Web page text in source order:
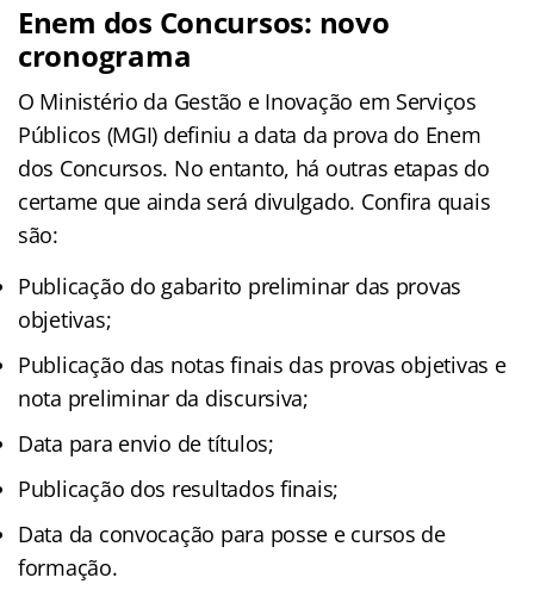
Enem dos Concursos: novo
cronograma
O Ministério da Gestão e Inovação em Serviços
Públicos (MGI) definiu a data da prova do Enem
dos Concursos. No entanto, há outras etapas do
certame que ainda será divulgado. Confira quais
são:
Publicação do gabarito preliminar das provas
objetivas;
Publicação das notas finais das provas objetivas e
nota preliminar da discursiva;
Data para envio de títulos;
Publicação dos resultados finais;
Data da convocação para posse e cursos de
formação.